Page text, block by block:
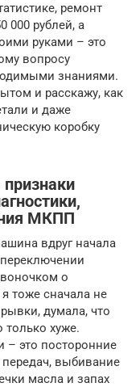
ремонт
000 рублей, а
руками – это
вопросу
знаниями.
и расскажу, как
и даже
коробку
МКПП
вдруг начала
о
тоже сначала не
думала, что
хуже.
– это посторонние
выбивание
масла и запах